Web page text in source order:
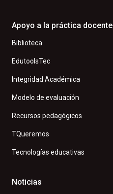
Apoyo a la práctica docente
Biblioteca
EdutoolsTec
Integridad Académica
Modelo de evaluación
Recursos pedagógicos
TQueremos
Tecnologías educativas
Noticias